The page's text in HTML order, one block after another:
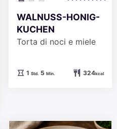
WALNUSS-HONIG-
KUCHEN
Torta di noci e miele
1Stunde
Std. 5Minuten
Min. 324kcal